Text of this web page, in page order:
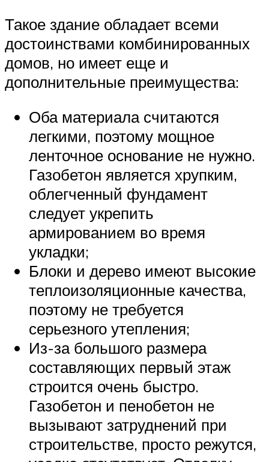
Такое здание обладает всеми
достоинствами комбинированных
домов, но имеет еще и
дополнительные преимущества:
Оба материала считаются
легкими, поэтому мощное
ленточное основание не нужно.
Газобетон является хрупким,
облегченный фундамент
следует укрепить
армированием во время
укладки;
Блоки и дерево имеют высокие
теплоизоляционные качества,
поэтому не требуется
серьезного утепления;
Из-за большого размера
составляющих первый этаж
строится очень быстро.
Газобетон и пенобетон не
вызывают затруднений при
строительстве, просто режутся,